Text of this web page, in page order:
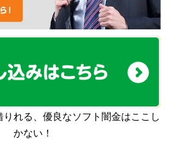
れる、優良なソフト闇金はここし
かない！